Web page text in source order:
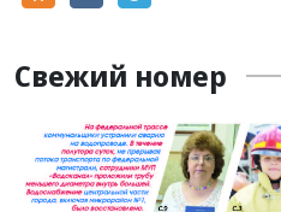
Свежий номер